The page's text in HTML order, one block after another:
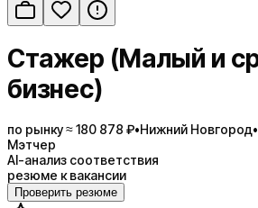
Стажер (Малый и
бизнес)
по рынку ≈ 180 878 ₽•Нижний Новгород•
Мэтчер
AI-анализ соответствия
резюме к вакансии
Проверить резюме